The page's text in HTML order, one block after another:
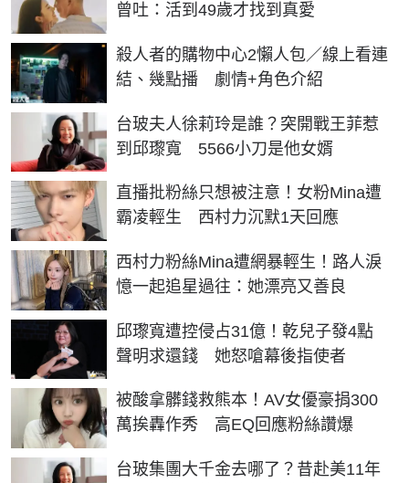
曾吐：活到49歲才找到真愛
殺人者的購物中心2懶人包／線上看連
結、幾點播 劇情+角色介紹
台玻夫人徐莉玲是誰？突開戰王菲惹
到邱瓈寬 5566小刀是他女婿
直播批粉絲只想被注意！女粉Mina遭
霸凌輕生 西村力沉默1天回應
西村力粉絲Mina遭網暴輕生！路人淚
憶一起追星過往：她漂亮又善良
邱瓈寬遭控侵占31億！乾兒子發4點
聲明求還錢 她怒嗆幕後指使者
被酸拿髒錢救熊本！AV女優豪捐300
萬挨轟作秀 高EQ回應粉絲讚爆
台玻集團大千金去哪了？昔赴美11年